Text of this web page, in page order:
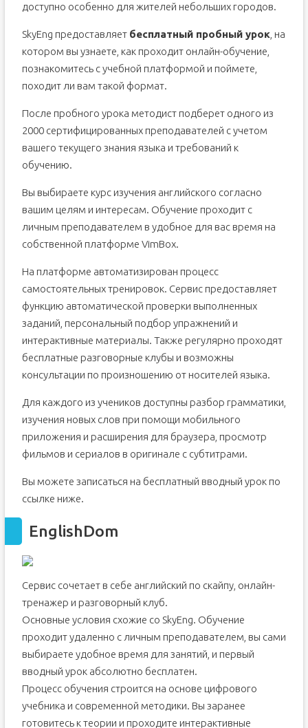
доступно особенно для жителей небольших городов.
SkyEng предоставляет бесплатный пробный урок, на
котором вы узнаете, как проходит онлайн-обучение,
познакомитесь с учебной платформой и поймете,
походит ли вам такой формат.
После пробного урока методист подберет одного из
2000 сертифицированных преподавателей с учетом
вашего текущего знания языка и требований к
обучению.
Вы выбираете курс изучения английского согласно
вашим целям и интересам. Обучение проходит с
личным преподавателем в удобное для вас время на
собственной платформе VimBox.
На платформе автоматизирован процесс
самостоятельных тренировок. Сервис предоставляет
функцию автоматической проверки выполненных
заданий, персональный подбор упражнений и
интерактивные материалы. Также регулярно проходят
бесплатные разговорные клубы и возможны
консультации по произношению от носителей языка.
Для каждого из учеников доступны разбор грамматики,
изучения новых слов при помощи мобильного
приложения и расширения для браузера, просмотр
фильмов и сериалов в оригинале с субтитрами.
Вы можете записаться на бесплатный вводный урок по
ссылке ниже.
EnglishDom
Сервис сочетает в себе английский по скайпу, онлайн-
тренажер и разговорный клуб.
Основные условия схожие со SkyEng. Обучение
проходит удаленно с личным преподавателем, вы сами
выбираете удобное время для занятий, и первый
вводный урок абсолютно бесплатен.
Процесс обучения строится на основе цифрового
учебника и современной методики. Вы заранее
готовитесь к теории и проходите интерактивные